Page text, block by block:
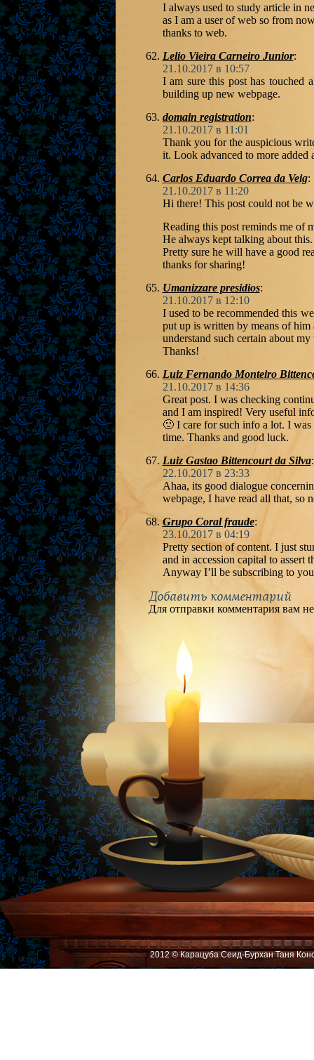
I always used to study article in
as I am a user of web so from
thanks to web.
Lelio Vieira Carneiro Junior:
21.10.2017 в 10:57
I am sure this post has touched
building up new webpage.
domain registration:
21.10.2017 в 11:01
Thank you for the auspicious
it. Look advanced to more added
Carlos Eduardo Correa da Veig:
21.10.2017 в 11:20
Hi there! This post could not be
Reading this post reminds me of
He always kept talking about
Pretty sure he will have a good
thanks for sharing!
Umanizzare presidios:
21.10.2017 в 12:10
I used to be recommended this
put up is written by means of him
understand such certain about
Thanks!
Luiz Fernando Monteiro
21.10.2017 в 14:36
Great post. I was checking
and I am inspired! Very useful
🙂 I care for such info a lot. I
time. Thanks and good luck.
Luiz Gastao Bittencourt da Silva:
22.10.2017 в 23:33
Ahaa, its good dialogue
webpage, I have read all that, so
Grupo Coral fraude:
23.10.2017 в 04:19
Pretty section of content. I just
and in accession capital to assert
Anyway I’ll be subscribing to
Добавить комментарий
Для отправки комментария вам
2012 © Карацуба Сеид-Бурхан Таня